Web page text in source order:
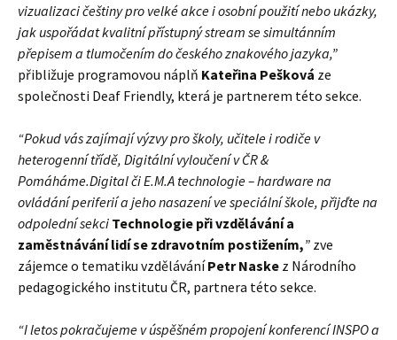
vizualizaci češtiny pro velké akce i osobní použití nebo ukázky,
jak uspořádat kvalitní přístupný stream se simultánním
přepisem a tlumočením do českého znakového jazyka,”
přibližuje programovou náplň Kateřina Pešková ze
společnosti Deaf Friendly, která je partnerem této sekce.
“Pokud vás zajímají výzvy pro školy, učitele i rodiče v
heterogenní třídě, Digitální vyloučení v ČR &
Pomáháme.Digital či E.M.A technologie – hardware na
ovládání periferií a jeho nasazení ve speciální škole, přijďte na
odpolední sekci Technologie při vzdělávání a
zaměstnávání lidí se zdravotním postižením,” zve
zájemce o tematiku vzděláváníPetr Naske z Národního
pedagogického institutu ČR, partnera této sekce.
“I letos pokračujeme v úspěšném propojení konferencí INSPO a